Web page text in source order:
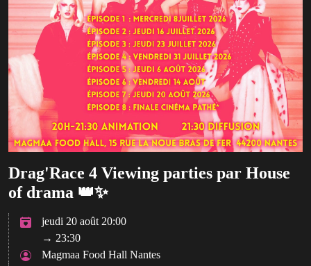
Drag'Race 4 Viewing parties par House
of drama 👑✨
jeudi 20 août 20:00
→ 23:30
Magmaa Food Hall Nantes